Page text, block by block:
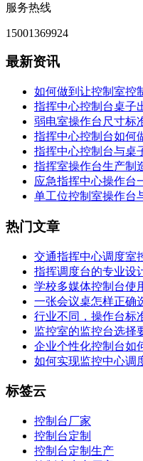
服务热线
15001369924
最新资讯
如何做到让控制室控
指挥中心控制台桌子
弱电室操作台尺寸标
指挥中心控制台如何
指挥中心控制台与桌
指挥室操作台生产制
应急指挥中心操作台
单工位控制室操作台
热门文章
交通指挥中心调度室
指挥调度台的专业设
学校多媒体控制台使
一张会议桌怎样正确
行业不同，操作台标
监控室的监控台选择
企业个性化控制台如
如何实现监控中心调
标签云
控制台厂家
控制台定制
控制台定制生产